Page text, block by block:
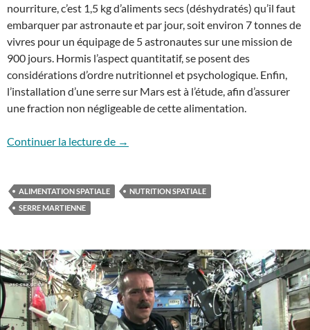
nourriture, c’est 1,5 kg d’aliments secs (déshydratés) qu’il faut
embarquer par astronaute et par jour, soit environ 7 tonnes de
vivres pour un équipage de 5 astronautes sur une mission de
900 jours. Hormis l’aspect quantitatif, se posent des
considérations d’ordre nutritionnel et psychologique. Enfin,
l’installation d’une serre sur Mars est à l’étude, afin d’assurer
une fraction non négligeable de cette alimentation.
Continuer la lecture de Cuisine martienne
→
ALIMENTATION SPATIALE
NUTRITION SPATIALE
SERRE MARTIENNE